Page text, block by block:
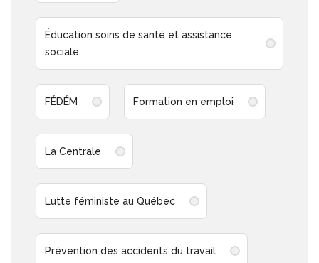
Éducation soins de santé et assistance
sociale
FÉDÉM Formation en emploi
La Centrale
Lutte féministe au Québec
Prévention des accidents du travail